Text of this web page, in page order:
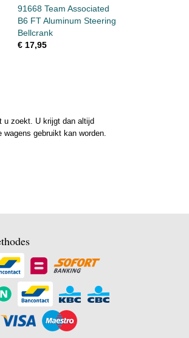
91668 Team Associated
B6 FT Aluminum Steering
Bellcrank
€ 17,95
u zoekt. U krijgt dan altijd
gebruikt kan worden.